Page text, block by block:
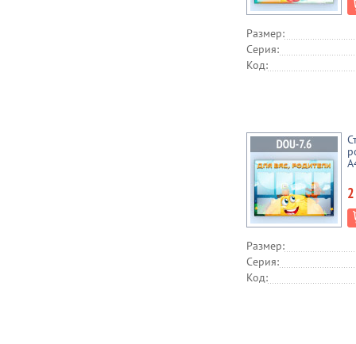
Размер:
Серия:
Код:
Размер:
Серия:
Код: